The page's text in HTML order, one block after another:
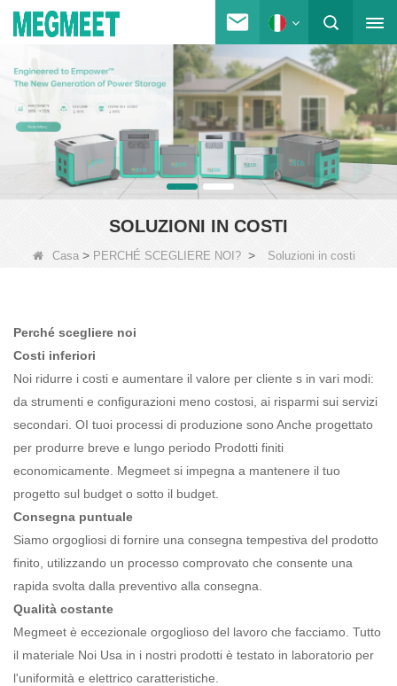
SOLUZIONI IN COSTI
Casa > PERCHÉ SCEGLIERE NOI? > Soluzioni in costi
Perché scegliere noi
Costi inferiori
Noi ridurre i costi e aumentare il valore per cliente s in vari modi:
da strumenti e configurazioni meno costosi, ai risparmi sui servizi
secondari. OI tuoi processi di produzione sonoAnche progettato
per produrre breve e lungo periodo Prodotti finiti
economicamente. Megmeet si impegna a mantenere il tuo
progetto sul budget o sotto il budget.
Consegna puntuale
Siamo orgogliosi di fornire una consegna tempestiva del prodotto
finito, utilizzando un processo comprovato che consente una
rapida svolta dalla preventivo alla consegna.
Qualità costante
Megmeet è eccezionale orgoglioso del lavoro che facciamo. Tutto
il materiale Noi Usa in i nostri prodotti è testato in laboratorio per
l'uniformità e elettrico caratteristiche.